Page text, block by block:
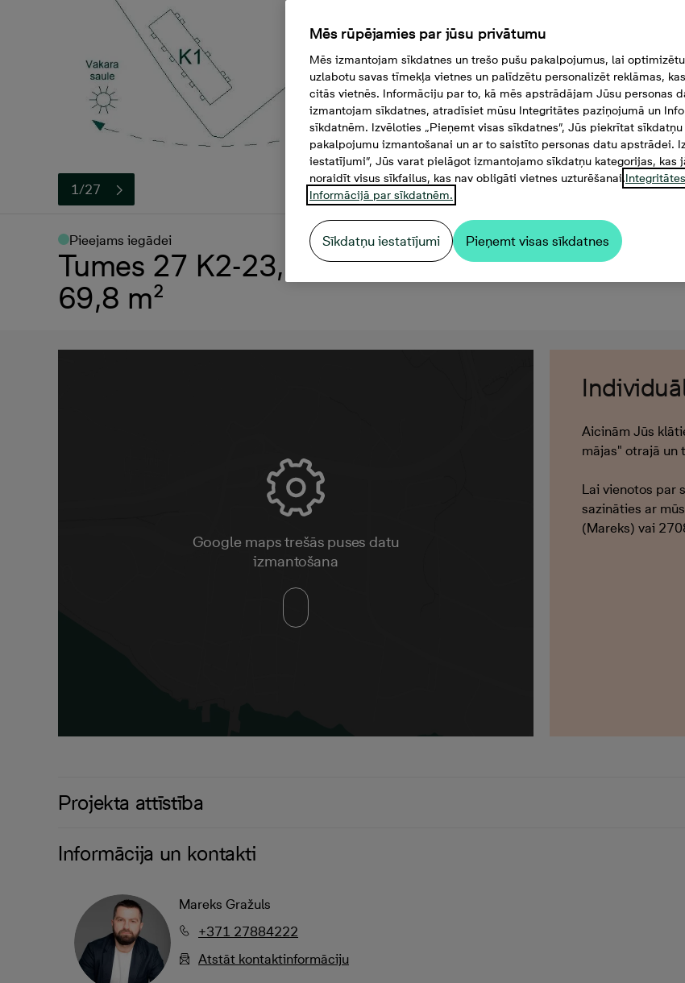
1/27
Pieejams iegādei
Tumes 27 K2-23, 169 500 €, 3 -istabu dzīvoklis,
69,8 m²
Google maps trešās puses datu
izmantošana
Aicinām Jūs
mājas" otrajā un
Lai vienotos par
sazināties ar
(Mareks) vai
Projekta attīstība
Informācija un kontakti
Mareks Gražuls
+371 27884222
Atstāt kontaktinformāciju
Mēs rūpējamies par jūsu privātumu
Mēs izmantojam sīkdatnes un trešo pušu pakalpojumus, lai
uzlabotu savas tīmekļa vietnes un palīdzētu personalizēt reklāmas,
citās vietnēs. Informāciju par to, kā mēs apstrādājam Jūsu personas
izmantojam sīkdatnes, atradīsiet mūsu Integritātes paziņojumā un
sīkdatnēm. Izvēloties „Pieņemt visas sīkdatnes”, Jūs piekrītat
pakalpojumu izmantošanai un ar to saistīto personas datu apstrādei.
iestatījumi”, Jūs varat pielāgot izmantojamo sīkdatņu kategorijas, kas
noraidīt visus sīkfailus, kas nav obligāti vietnes uzturēšanai.
Informācijā par sīkdatnēm.
Sīkdatņu iestatījumi Pieņemt visas sīkdatnes